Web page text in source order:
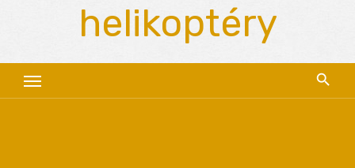
helikoptéry